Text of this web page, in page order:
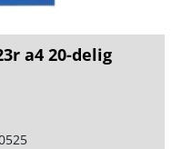
a4 20-delig